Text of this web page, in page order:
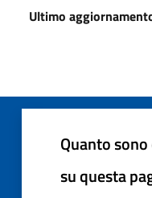
Ultimo
Quanto
su questa